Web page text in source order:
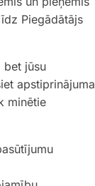
Piegādātājs
bet jūsu
apstiprinājuma
minētie